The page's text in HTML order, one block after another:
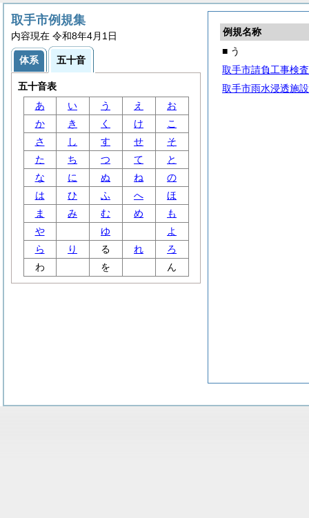
例規名称
■ う
取手市請負工事検
取手市雨水浸透施
取手市例規集
内容現在 令和8年4月1日
体系 五十音
五十音表
あ
い う え
お
か
き く け
こ
さ
し す せ
そ
た
ち つ て
と
な
に ぬ ね
の
は
ひ ふ へ
ほ
ま
み む め
も
や
ゆ
よ
ら
り る れ
ろ
わ
を ん